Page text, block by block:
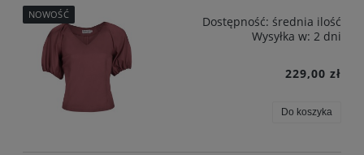
Dostępność: średnia ilość
Wysyłka w: 2 dni
229,00 zł
Do koszyka
NOWOŚĆ